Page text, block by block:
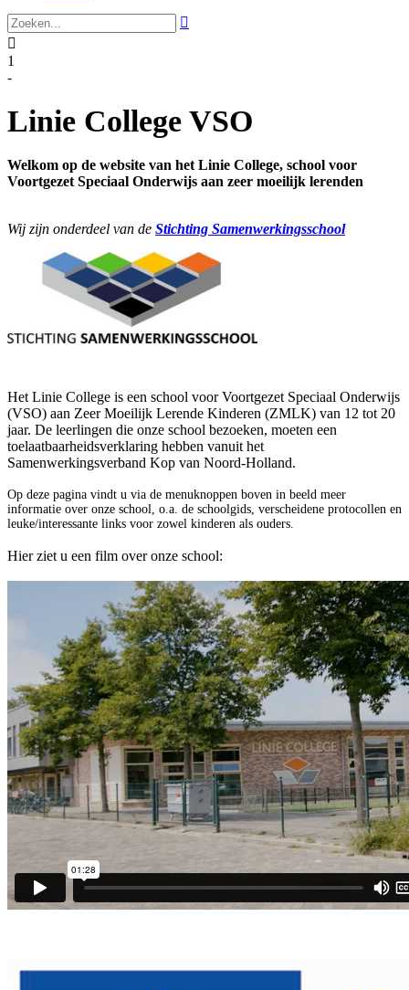


1
-
Linie College VSO
Welkom op de website van het Linie College, school voor
Voortgezet Speciaal Onderwijs aan zeer moeilijk lerenden
Wij zijn onderdeel van de Stichting Samenwerkingsschool
Het Linie College is een school voor Voortgezet Speciaal Onderwijs
(VSO) aan Zeer Moeilijk Lerende Kinderen (ZMLK) van 12 tot 20
jaar. De leerlingen die onze school bezoeken, moeten een
toelaatbaarheidsverklaring hebben vanuit het
Samenwerkingsverband Kop van Noord-Holland.
Op deze pagina vindt u via de menuknoppen boven in beeld meer
informatie over onze school, o.a. de schoolgids, verscheidene protocollen en
leuke/interessante links voor zowel kinderen als ouders.
Hier ziet u een film over onze school: